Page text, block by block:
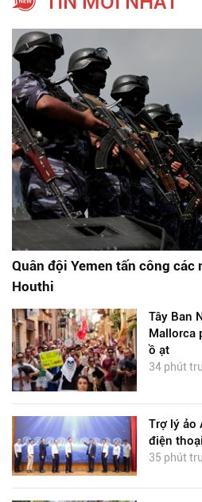
Quân đội Yemen tấn công
Houthi
Tây Ban
Mallorca
ồ ạt
34 phút
Trợ lý ảo
điện
35 phút